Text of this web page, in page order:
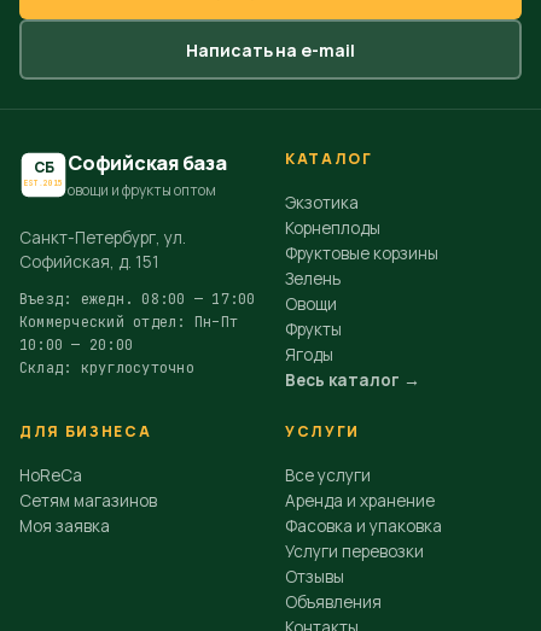
Написать на e-mail
СБ
EST.2015
Софийская база
овощи и фрукты оптом
Санкт-Петербург, ул.
Софийская, д. 151
Въезд: ежедн. 08:00 — 17:00
Коммерческий отдел: Пн–Пт
10:00 — 20:00
Склад: круглосуточно
КАТАЛОГ
Экзотика
Корнеплоды
Фруктовые корзины
Зелень
Овощи
Фрукты
Ягоды
Весь каталог →
ДЛЯ БИЗНЕСА
HoReCa
Сетям магазинов
Моя заявка
УСЛУГИ
Все услуги
Аренда и хранение
Фасовка и упаковка
Услуги перевозки
Отзывы
Объявления